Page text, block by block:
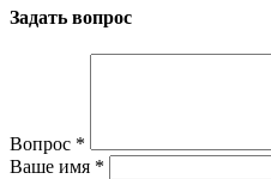
Задать вопрос
Вопрос *
Ваше имя *